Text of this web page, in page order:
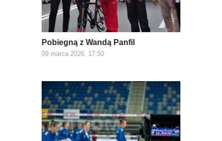
Pobiegną z Wandą Panfil
09 marca 2026, 17:50